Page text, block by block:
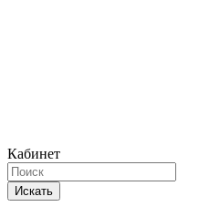
Кабинет
Искать